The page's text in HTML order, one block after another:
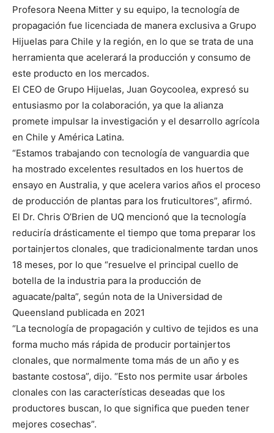
Profesora Neena Mitter y su equipo, la tecnología de
propagación fue licenciada de manera exclusiva a Grupo
Hijuelas para Chile y la región, en lo que se trata de una
herramienta que acelerará la producción y consumo de
este producto en los mercados.
El CEO de Grupo Hijuelas, Juan Goycoolea, expresó su
entusiasmo por la colaboración, ya que la alianza
promete impulsar la investigación y el desarrollo agrícola
en Chile y América Latina.
“Estamos trabajando con tecnología de vanguardia que
ha mostrado excelentes resultados en los huertos de
ensayo en Australia, y que acelera varios años el proceso
de producción de plantas para los fruticultores”, afirmó.
El Dr. Chris O’Brien de UQ mencionó que la tecnología
reduciría drásticamente el tiempo que toma preparar los
portainjertos clonales, que tradicionalmente tardan unos
18 meses, por lo que “resuelve el principal cuello de
botella de la industria para la producción de
aguacate/palta”, según nota de la Universidad de
Queensland publicada en 2021
“La tecnología de propagación y cultivo de tejidos es una
forma mucho más rápida de producir portainjertos
clonales, que normalmente toma más de un año y es
bastante costosa”, dijo. “Esto nos permite usar árboles
clonales con las características deseadas que los
productores buscan, lo que significa que pueden tener
mejores cosechas”.